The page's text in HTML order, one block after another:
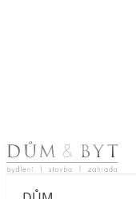
Skip to content